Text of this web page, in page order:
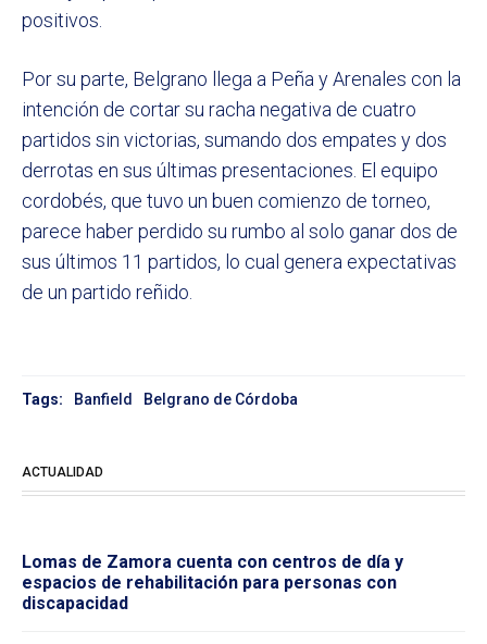
positivos.
Por su parte, Belgrano llega a Peña y Arenales con la
intención de cortar su racha negativa de cuatro
partidos sin victorias, sumando dos empates y dos
derrotas en sus últimas presentaciones. El equipo
cordobés, que tuvo un buen comienzo de torneo,
parece haber perdido su rumbo al solo ganar dos de
sus últimos 11 partidos, lo cual genera expectativas
de un partido reñido.
Tags: Banfield Belgrano de Córdoba
ACTUALIDAD
Lomas de Zamora cuenta con centros de día y
espacios de rehabilitación para personas con
discapacidad